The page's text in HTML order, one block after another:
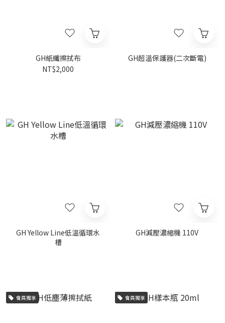
GH紙纖擦拭布
NT$2,000
GH超溫保護器(二次斷電)
GH Yellow Line低溫循環水
槽
GH減壓濃縮機 110V
會員獨享 會員獨享